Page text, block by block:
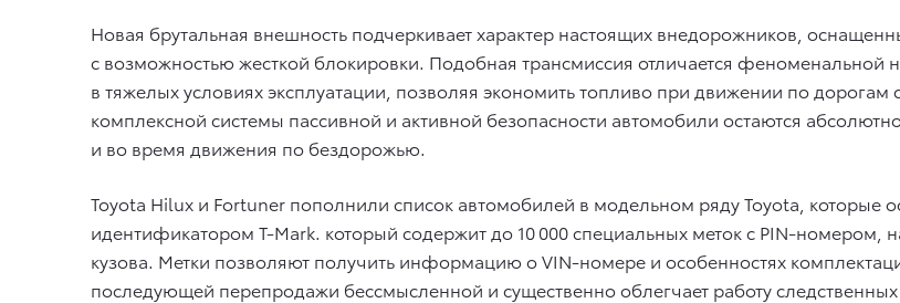
Новая брутальная внешность подчеркивает характер настоящих внедорожников,
с возможностью жесткой блокировки. Подобная трансмиссия отличается феноменальной
в тяжелых условиях эксплуатации, позволяя экономить топливо при движении по
комплексной системы пассивной и активной безопасности автомобили остаются
и во время движения по бездорожью.
Toyota Hilux и Fortuner пополнили список автомобилей в модельном ряду Toyota,
идентификатором T-Mark. который содержит до 10 000 специальных меток с PIN-номером,
кузова. Метки позволяют получить информацию о VIN-номере и особенностях
последующей перепродажи бессмысленной и существенно облегчает работу